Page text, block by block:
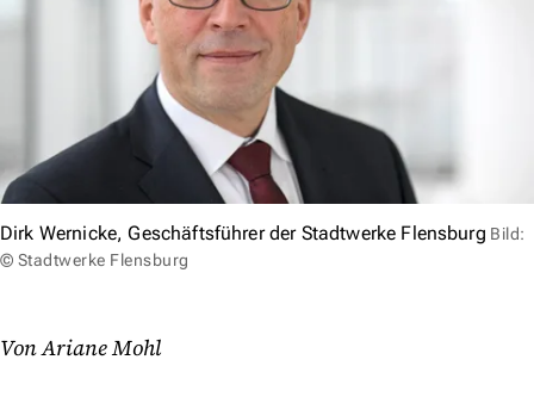
Dirk Wernicke, Geschäftsführer der Stadtwerke Flensburg Bild:
© Stadtwerke Flensburg
Von Ariane Mohl